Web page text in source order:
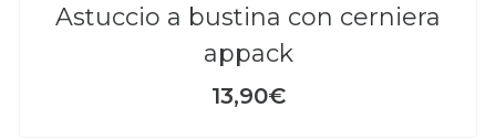
astuccio a bustina con cerniera
appack
13,90€